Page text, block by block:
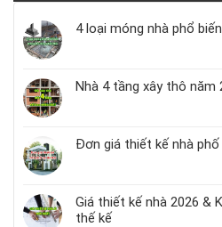
4 loại móng nhà phổ
Nhà 4 tầng xây thô năm
Đơn giá thiết kế nhà
Giá thiết kế nhà 2026 &
thế kế